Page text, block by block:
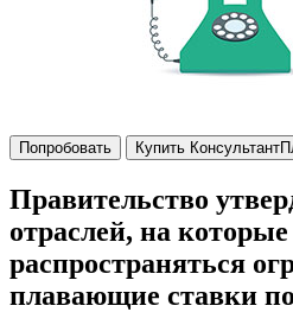
Попробовать Купить
Правительство
отраслей, на которые
распространяться
плавающие ставки